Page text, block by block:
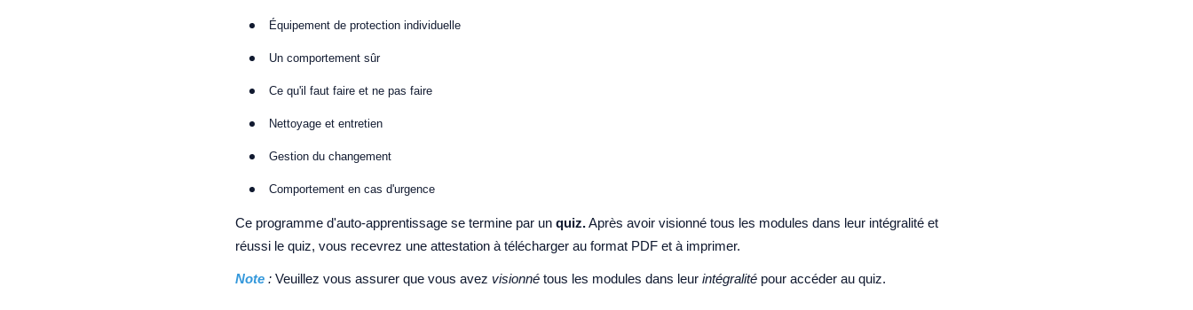
Équipement de protection individuelle
Un comportement sûr
Ce qu'il faut faire et ne pas faire
Nettoyage et entretien
Gestion du changement
Comportement en cas d'urgence
Ce programme d'auto-apprentissage se termine par unquiz.Après avoir visionné tous les modules dans leur intégralité et
réussi le quiz, vous recevrez une attestation à télécharger au format PDF et à imprimer.
Note:Veuillez vous assurer que vous avez visionnétous les modules dans leurintégralité pour accéder au quiz.